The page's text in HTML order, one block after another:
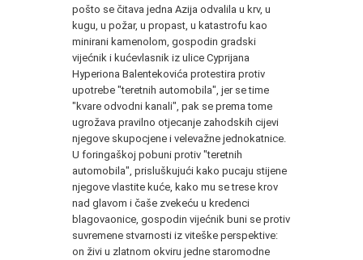
pošto se čitava jedna Azija odvalila u krv, u
kugu, u požar, u propast, u katastrofu kao
minirani kamenolom, gospodin gradski
vijećnik i kućevlasnik iz ulice Cyprijana
Hyperiona Balentekovića protestira protiv
upotrebe "teretnih automobila", jer se time
"kvare odvodni kanali", pak se prema tome
ugrožava pravilno otjecanje zahodskih cijevi
njegove skupocjene i velevažne jednokatnice.
U foringaškoj pobuni protiv "teretnih
automobila", prisluškujući kako pucaju stijene
njegove vlastite kuće, kako mu se trese krov
nad glavom i čaše zvekeću u kredenci
blagovaonice, gospodin vijećnik buni se protiv
suvremene stvarnosti iz viteške perspektive:
on živi u zlatnom okviru jedne staromodne